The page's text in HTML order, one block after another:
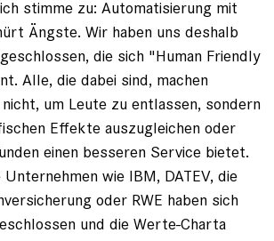
stimme zu: Automatisierung mit
Ängste. Wir haben uns deshalb
die sich "Human Friendly
Alle, die dabei sind, machen
um Leute zu entlassen, sondern
Effekte auszugleichen oder
einen besseren Service bietet.
wie IBM, DATEV, die
oder RWE haben sich
und die ­Werte-Charta